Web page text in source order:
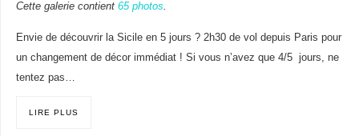
Cette galerie contient 65 photos.
Envie de découvrir la Sicile en 5 jours ? 2h30 de vol depuis Paris pour
un changement de décor immédiat ! Si vous n’avez que 4/5 jours, ne
tentez pas…
LIRE PLUS